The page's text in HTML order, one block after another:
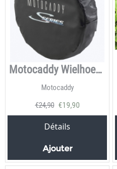
Motocaddy Wielhoezen
Motocaddy
€24,90 €19,90
Détails
Ajouter